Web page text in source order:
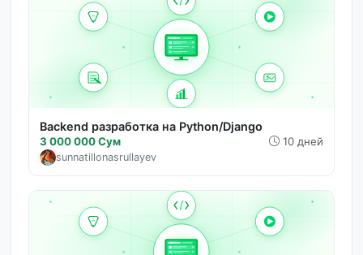
Backend разработка на Python/Django
3 000 000 Сум 10 дней
sunnatillonasrullayev